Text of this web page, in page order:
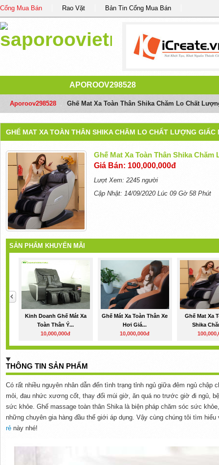
Cổng Mua Bán Rao Vặt Bản Tin Cổng Mua Bán
APOROOV298528
Aporoov298528 Ghế Mat Xa Toàn Thân Shika Chăm Lo Chất
GHẾ MAT XA TOÀN THÂN SHIKA CHĂM LO CHẤT LƯỢNG GIẤC
Ghế Mat Xa Toàn Thân Shika
Giá Bán: 100,000,000đ
Lượt Xem: 2245 người
Cập Nhật: 14/09/2020 Lúc 09 Gờ 58 Phút
SẢN PHẨM KHUYẾN MÃI
Kinh Doanh Ghế Mát Xa
Toàn Thân Ý...
10,000,000đ
Ghế Mát Xa Toàn Thân Xe
Hơi Giá...
10,000,000đ
Ghế Mat Xa
Shika
THÔNG TIN SẢN PHẨM
Có rất nhiều nguyên nhân dẫn đến tình trạng tỉnh ngủ giữa đêm ngủ chập
mỏi, đau nhức xương cốt, thay đổi múi giờ, ăn quá no trước giờ đi ngủ,
sức khỏe. Ghế massage toàn thân Shika là biện pháp chăm sóc sức
những chuyên gia hàng đầu thế giới áp dụng. Vậy cùng chúng tôi tìm
rẻnày nhé!